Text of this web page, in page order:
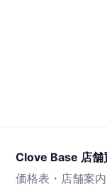
Clove Base 店舗
価格表・店舗案